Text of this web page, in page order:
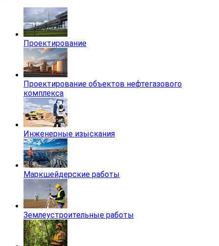
Проектирование
Проектирование объектов нефтегазового
комплекса
Инженерные изыскания
Маркшейдерские работы
Землеустроительные работы